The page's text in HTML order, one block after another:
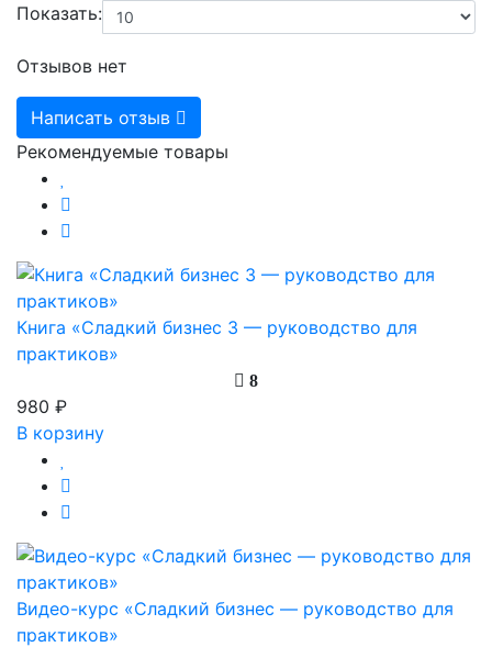
Показать:
Отзывов нет
Написать отзыв
Рекомендуемые товары
Книга «Сладкий бизнес 3 — руководство для
практиков»
8
980 ₽
В корзину
Видео-курс «Сладкий бизнес — руководство для
практиков»